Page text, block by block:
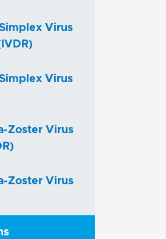
Virus
Virus
Zoster Virus
Zoster Virus